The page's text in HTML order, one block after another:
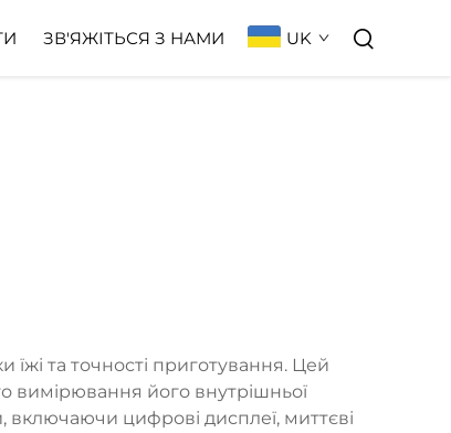
ЗВ'ЯЖІТЬСЯ З НАМИ UK
та точності приготування. Цей
вимірювання його внутрішньої
цифрові дисплеї, миттєві